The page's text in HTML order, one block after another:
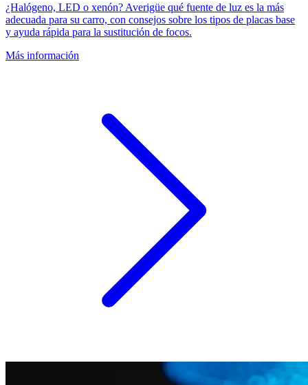
¿Halógeno, LED o xenón? Averigüe qué fuente de luz es la más
adecuada para su carro, con consejos sobre los tipos de placas base
y ayuda rápida para la sustitución de focos.
Más información